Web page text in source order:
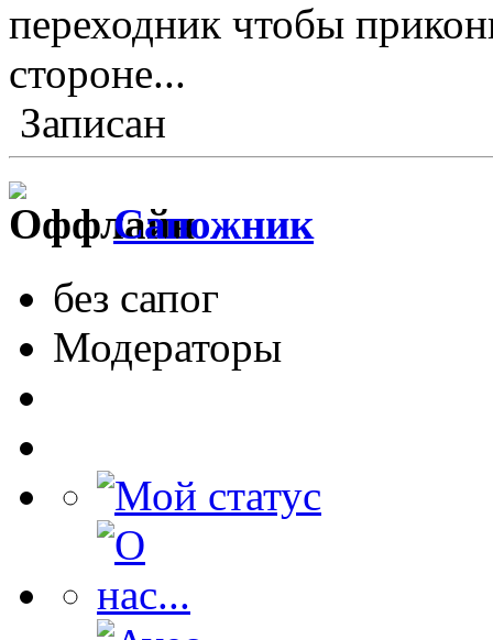
переходник чтобы
стороне...
Записан
Сапожник
без сапог
Модераторы